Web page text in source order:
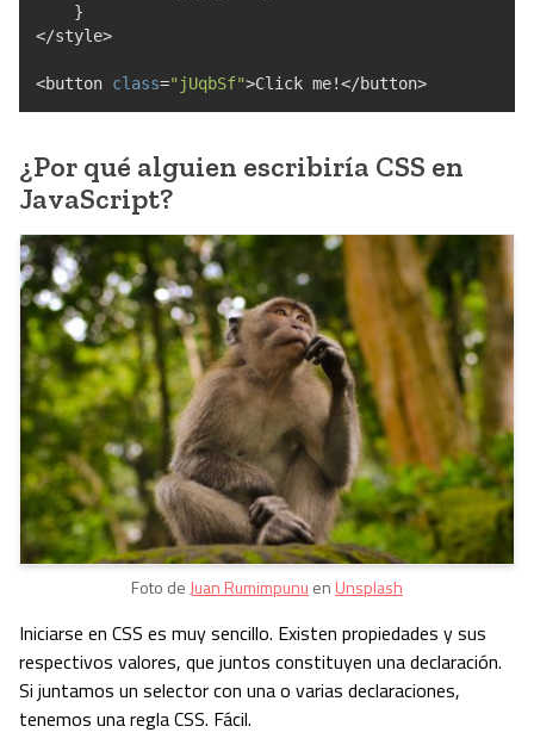
}
</style>
<button class="jUqbSf">Click me!</button>
¿Por qué alguien escribiría CSS en
JavaScript?
Foto de Juan Rumimpunu en Unsplash
Iniciarse en CSS es muy sencillo. Existen propiedades y sus
respectivos valores, que juntos constituyen una declaración.
Si juntamos un selector con una o varias declaraciones,
tenemos una regla CSS. Fácil.